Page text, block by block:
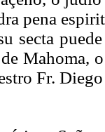
pena
secta
Mahoma,
Fr.